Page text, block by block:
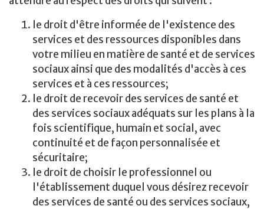
le droit d'être informée de l'existence des
services et des ressources disponibles dans
votre milieu en matière de santé et de services
sociaux ainsi que des modalités d'accès à ces
services et à ces ressources;
le droit de recevoir des services de santé et
des services sociaux adéquats sur les plans à la
fois scientifique, humain et social, avec
continuité et de façon personnalisée et
sécuritaire;
le droit de choisir le professionnel ou
l'établissement duquel vous désirez recevoir
des services de santé ou des services sociaux,